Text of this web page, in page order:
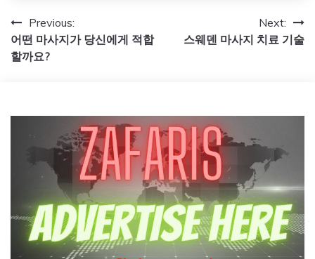
Post
navigation
Previous:
어떤 마사지가 당신에게 적합
할까요?
Next:
스웨덴 마사지 치료 기술